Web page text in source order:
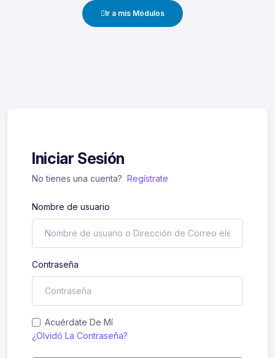
Ir a mis Módulos
Iniciar Sesión
No tienes una cuenta? Regístrate
Nombre de usuario
Contraseña
Acuérdate De Mí
¿Olvidó La Contraseña?